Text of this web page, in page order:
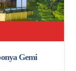
Gemi